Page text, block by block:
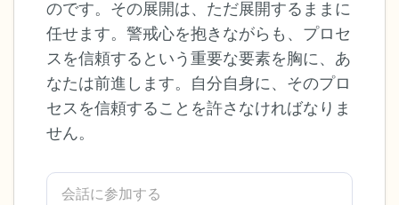
のです。その展開は、ただ展開するままに
任せます。警戒心を抱きながらも、プロセ
スを信頼するという重要な要素を胸に、あ
なたは前進します。自分自身に、そのプロ
セスを信頼することを許さなければなりま
せん。
感じるもの4つ（目の前にあるもので触れ
るものは何ですか？）
聞こえるもの3つ
匂いを嗅ぐもの2つ
自分の好きなところ1つ。